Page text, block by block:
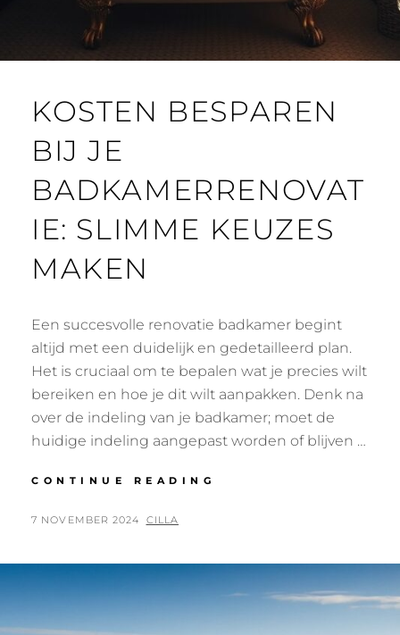
KOSTEN BESPAREN
BIJ JE
BADKAMERRENOVAT
IE: SLIMME KEUZES
MAKEN
Een succesvolle renovatie badkamer begint
altijd met een duidelijk en gedetailleerd plan.
Het is cruciaal om te bepalen wat je precies wilt
bereiken en hoe je dit wilt aanpakken. Denk na
over de indeling van je badkamer; moet de
huidige indeling aangepast worden of blijven …
CONTINUE READING
POSTED
7 NOVEMBER 2024 BY
CILLA